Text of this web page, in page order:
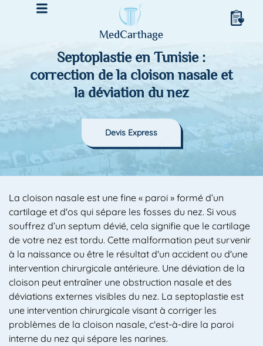
Septoplastie en Tunisie :
correction de la cloison nasale et
la déviation du nez
Devis Express
La cloison nasale est une fine « paroi » formé d’un
cartilage et d'os qui sépare les fosses du nez. Si vous
souffrez d’un septum dévié, cela signifie que le cartilage
de votre nez est tordu. Cette malformation peut survenir
à la naissance ou être le résultat d'un accident ou d'une
intervention chirurgicale antérieure. Une déviation de la
cloison peut entraîner une obstruction nasale et des
déviations externes visibles du nez. La septoplastie est
une intervention chirurgicale visant à corriger les
problèmes de la cloison nasale, c'est-à-dire la paroi
interne du nez qui sépare les narines.